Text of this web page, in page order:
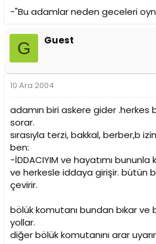
-"Bu adamlar neden geceleri
G Guest
10 Ara 2004
adamın biri askere gider .herkes
sorar.
sırasıyla terzi, bakkal, berber,b
ben:
-İDDACIYIM ve hayatımı bununla
ve herkesle iddaya girişir. bütün
çevirir.
bölük komutanı bundan bıkar
yollar.
diğer bölük komutanını arar